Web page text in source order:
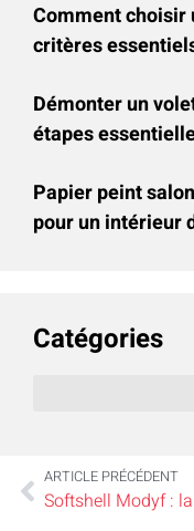
Comment choisir
critères
Démonter un
étapes
Papier peint
pour un intérieur
Catégories
ARTICLE PRÉCÉDENT